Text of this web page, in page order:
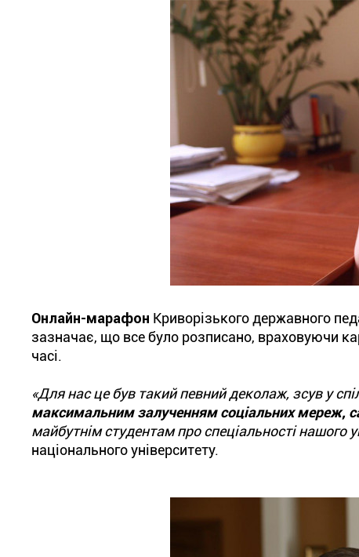
Онлайн-марафон Криворізького державного
зазначає, що все було розписано, враховуючи
часі.
«Для нас це був такий певний деколаж, зсув у
максимальним залученням соціальних мереж,
майбутнім студентам про спеціальності нашого
національного університету.